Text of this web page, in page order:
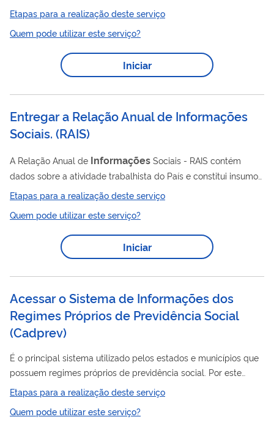
oficias do MAPA, suprindo demandas por ensaios laboratoriais
excedentes, não atendidas pelos laboratórios do próprio MAPA.
Para alterarinformaçõesdo credenciamento, clique no
botão ao lado ou, alternativamente, siga os procedimentos
descritos abaixo, Ao clicar em "Solicitar" (botão ao lado) é
Alteração de...
Etapas para a realização deste serviço
Quem pode utilizar este serviço?
Iniciar
Entregar a Relação Anual de Informações
Sociais. (RAIS)
A Relação Anual de Informações Sociais - RAIS contém
dados sobre a atividade trabalhista do País e constitui insumo
para a realização de estudos técnicos de natureza estatística e
atuarial ou estudos estatísticos do trabalho. As empresas são
obrigadas a informar o número de funcionários empregados no
ano anterior e seus dados funcionais. IMPORTANTE: Quanto às
declarações referentes ao ano-base 2022 e anos anteriores, o
Etapas para a realização deste serviço
Quem pode utilizar este serviço?
Iniciar
Acessar o Sistema de Informações dos
Regimes Próprios de Previdência Social
(Cadprev)
É o principal sistema utilizado pelos estados e municípios que
possuem regimes próprios de previdência social. Por este
sistema são enviadas as informações
Regularidade Previdenciária – CRP O sistema possui módulos
Etapas para a realização deste serviço
Quem pode utilizar este serviço?